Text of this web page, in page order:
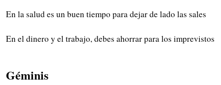
En la salud es un buen tiempo para dejar de lado las sales
En el dinero y el trabajo, debes ahorrar para los imprevistos
Géminis